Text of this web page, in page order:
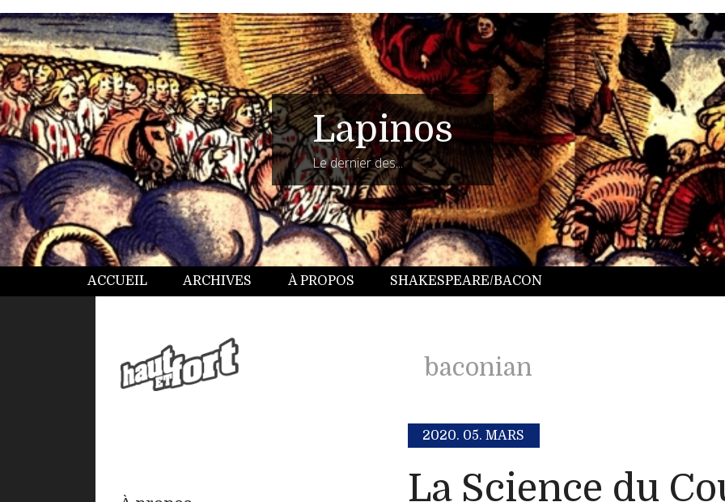
Lapinos
Le dernier des...
ACCUEIL ARCHIVES À PROPOS SHAKESPEARE/BACON
baconian
2020. 05. MARS
La Science du